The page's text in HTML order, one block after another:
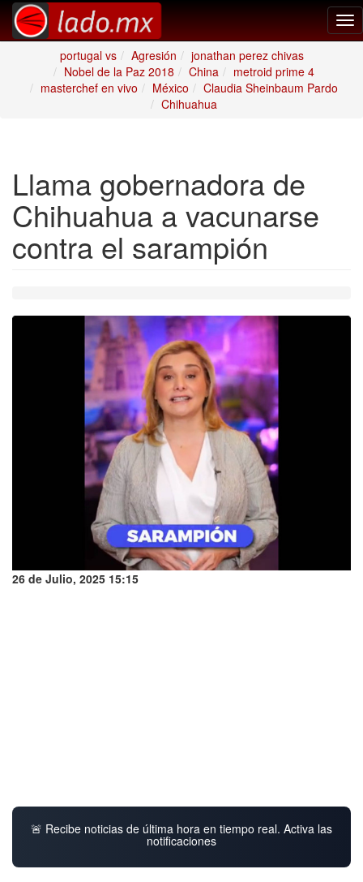
portugal vs
Agresión
jonathan perez chivas
Nobel de la Paz 2018
China
metroid prime 4
masterchef en vivo
México
Claudia Sheinbaum Pardo
Chihuahua
Llama gobernadora de
Chihuahua a vacunarse
contra el sarampión
26 de Julio, 2025 15:15
🚨 Recibe noticias de última hora en tiempo real. Activa las
notificaciones